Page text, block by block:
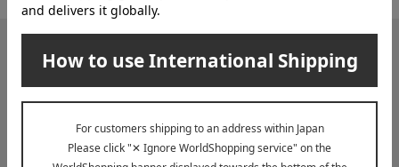
メールマガジン
送料無料クーポンやキャンペーン、新着・SALE・おすすめ商品な
ど、「高島屋オンラインストア」のお得＆うれしい情報をお届けい
たします。